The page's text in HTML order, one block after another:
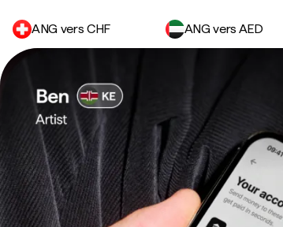
ANG vers CHF ANG vers AED